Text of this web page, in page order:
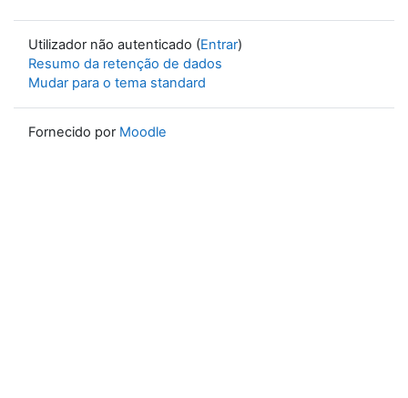
Utilizador não autenticado (Entrar)
Resumo da retenção de dados
Mudar para o tema standard
Fornecido por Moodle